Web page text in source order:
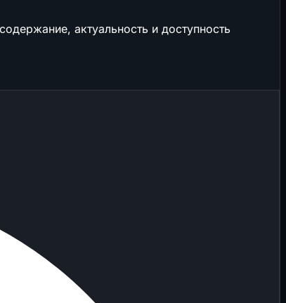
актуальность и доступность